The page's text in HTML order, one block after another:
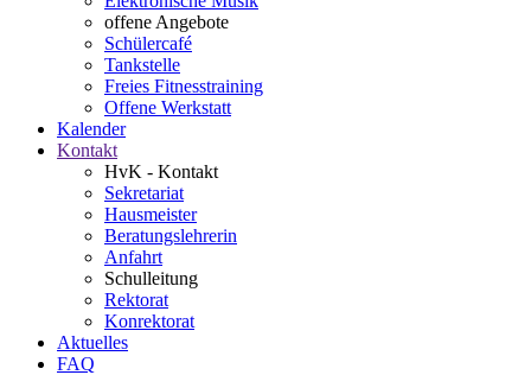
offene Angebote
Schülercafé
Tankstelle
Freies Fitnesstraining
Offene Werkstatt
Kalender
Kontakt
HvK - Kontakt
Sekretariat
Hausmeister
Beratungslehrerin
Anfahrt
Schulleitung
Rektorat
Konrektorat
Aktuelles
FAQ